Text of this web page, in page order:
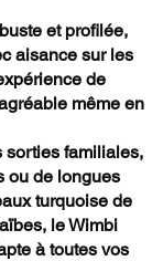
et profilée,
aisance sur les
de
même en
sorties familiales,
ou de longues
turquoise de
le Wimbi
à toutes vos